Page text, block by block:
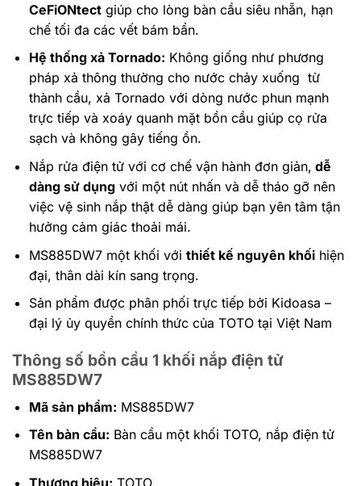
CeFiONtectgiúp cho lòng bàn cầu siêu nhẵn, hạn
chế tối đa các vết bám bẩn.
Hệ thống xả Tornado: Không giống như phương
pháp xả thông thường cho nước chảy xuống từ
thành cầu, xả Tornado với dòng nước phun mạnh
trực tiếp và xoáy quanh mặt bồn cầu giúp cọ rửa
sạch và không gây tiếng ồn.
Nắp rửa điện tử với cơ chế vận hành đơn giản, dễ
dàng sử dụngvới một nút nhấn và dễ tháo gỡ nên
việc vệ sinh nắp thật dễ dàng giúp bạn yên tâm tận
hưởng cảm giác thoải mái.
MS885DW7 một khối với thiết kế nguyên khốihiện
đại, thân dài kín sang trọng.
Sản phẩm được phân phối trực tiếp bởi Kidoasa –
đại lý ủy quyền chính thức của TOTO tại Việt Nam
Thông số bồn cầu 1 khối nắp điện tử
MS885DW7
Mã sản phẩm: MS885DW7
Tên bàn cầu: Bàn cầu một khối TOTO, nắp điện tử
MS885DW7
Thương hiệu: TOTO